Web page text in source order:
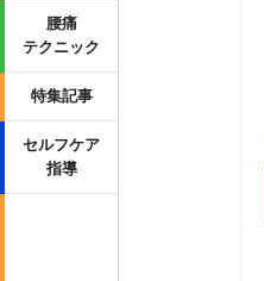
腰痛
テクニック
特集記事
セルフケア
指導